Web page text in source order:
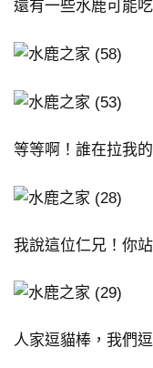
還有一些水鹿可能
等等啊！誰在拉我
我說這位仁兄！你
人家逗貓棒，我們